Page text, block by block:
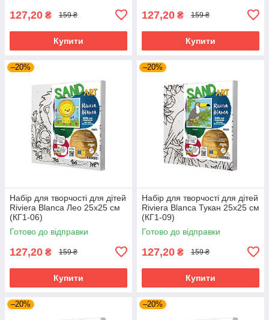
127,20 ₴ 159 ₴
Купити
127,20 ₴ 159 ₴
Купити
–20%
Набір для творчості для дітей
Riviera Blanca Лео 25x25 см
(КГ1-06)
Готово до відправки
127,20 ₴ 159 ₴
Купити
–20%
Набір для творчості для дітей
Riviera Blanca Тукан 25x25 см
(КГ1-09)
Готово до відправки
127,20 ₴ 159 ₴
Купити
–20% –20%